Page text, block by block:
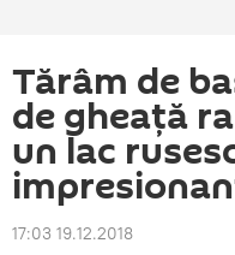
Tărâm de
de gheață
un lac
17:03 19.12.2018